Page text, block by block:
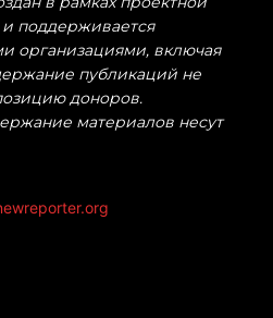
поддерживается
организациями, включая
публикаций не
доноров.
материалов несут